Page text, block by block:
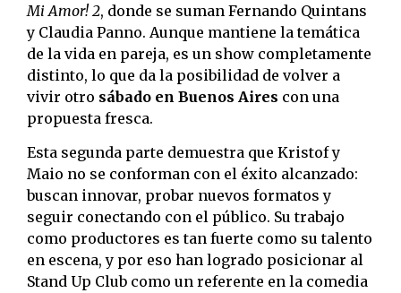
Mi Amor! 2, donde se suman Fernando Quintans
y Claudia Panno. Aunque mantiene la temática
de la vida en pareja, es un show completamente
distinto, lo que da la posibilidad de volver a
vivir otro sábado en Buenos Aires con una
propuesta fresca.
Esta segunda parte demuestra que Kristof y
Maio no se conforman con el éxito alcanzado:
buscan innovar, probar nuevos formatos y
seguir conectando con el público. Su trabajo
como productores es tan fuerte como su talento
en escena, y por eso han logrado posicionar al
Stand Up Club como un referente en la comedia